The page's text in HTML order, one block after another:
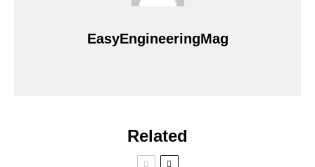
EasyEngineeringMag
Related